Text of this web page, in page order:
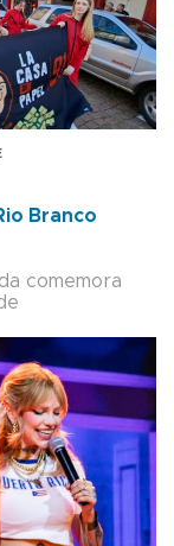
Branco
comemora